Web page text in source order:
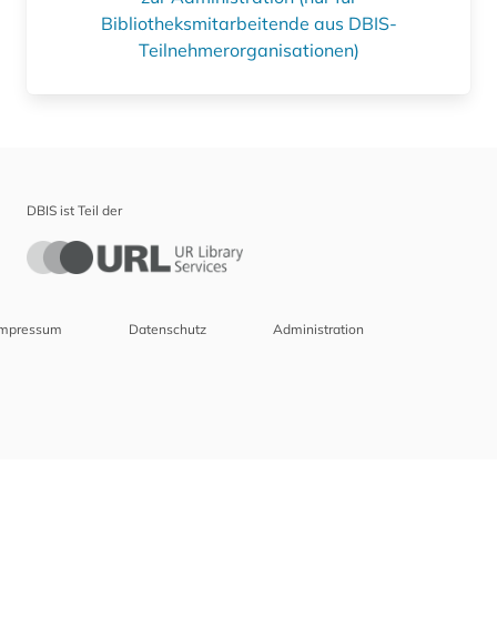
Bibliotheksmitarbeitende aus DBIS-
Teilnehmerorganisationen)
DBIS ist Teil der
Datenschutz Administration